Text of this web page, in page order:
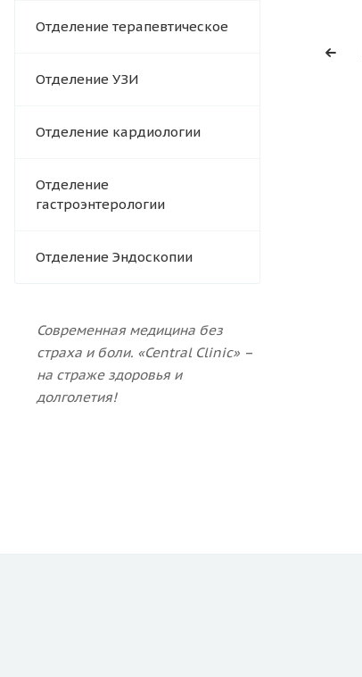
Отделение терапевтическое
Отделение УЗИ
Отделение кардиологии
Отделение
гастроэнтерологии
Отделение Эндоскопии
Современная медицина без
страха и боли. «Central Clinic» –
на страже здоровья и
долголетия!